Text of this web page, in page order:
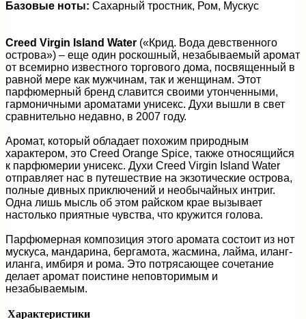
Базовые ноты: Сахарный тростник, Ром, Мускус
Creed Virgin Island Water («Крид. Вода девственного
острова») – еще один роскошный, незабываемый аромат
от всемирно известного торгового дома, посвященный в
равной мере как мужчинам, так и женщинам. Этот
парфюмерный бренд славится своими утонченными,
гармоничными ароматами унисекс. Духи вышли в свет
сравнительно недавно, в 2007 году.
Аромат, который обладает похожим природным
характером, это Creed Orange Spice, также относящийся
к парфюмерии унисекс. Духи Creed Virgin Island Water
отправляет нас в путешествие на экзотические острова,
полные дивных приключений и необычайных интриг.
Одна лишь мысль об этом райском крае вызывает
настолько приятные чувства, что кружится голова.
Парфюмерная композиция этого аромата состоит из нот
мускуса, мандарина, бергамота, жасмина, лайма, иланг-
иланга, имбиря и рома. Это потрясающее сочетание
делает аромат поистине неповторимым и
незабываемым.
Характеристики